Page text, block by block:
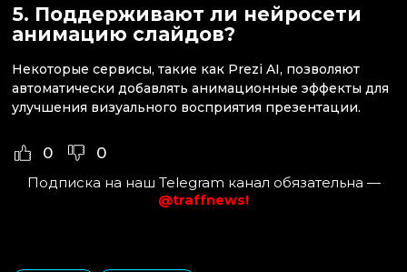
5. Поддерживают ли нейросети
анимацию слайдов?
Некоторые сервисы, такие как Prezi AI, позволяют
автоматически добавлять анимационные эффекты для
улучшения визуального восприятия презентации.
0 0
Подписка на наш Telegram канал обязательна —
@traffnews!